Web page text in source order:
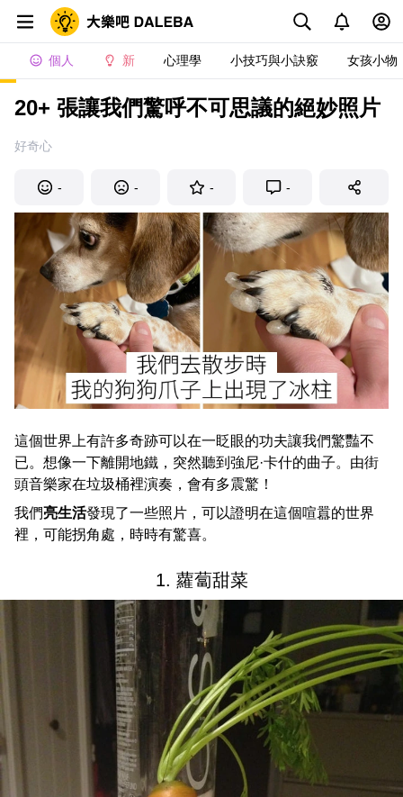
個人 新 心理學 小技巧與小訣竅 女孩小物
20+ 張讓我們驚呼不可思議的絕妙照片
好奇心
- - - -
這個世界上有許多奇跡可以在一眨眼的功夫讓我們驚豔不
已。想像一下離開地鐵，突然聽到強尼·卡什的曲子。由街
頭音樂家在垃圾桶裡演奏，會有多震驚！
我們亮生活發現了一些照片，可以證明在這個喧囂的世界
裡，可能拐角處，時時有驚喜。
1. 蘿蔔甜菜